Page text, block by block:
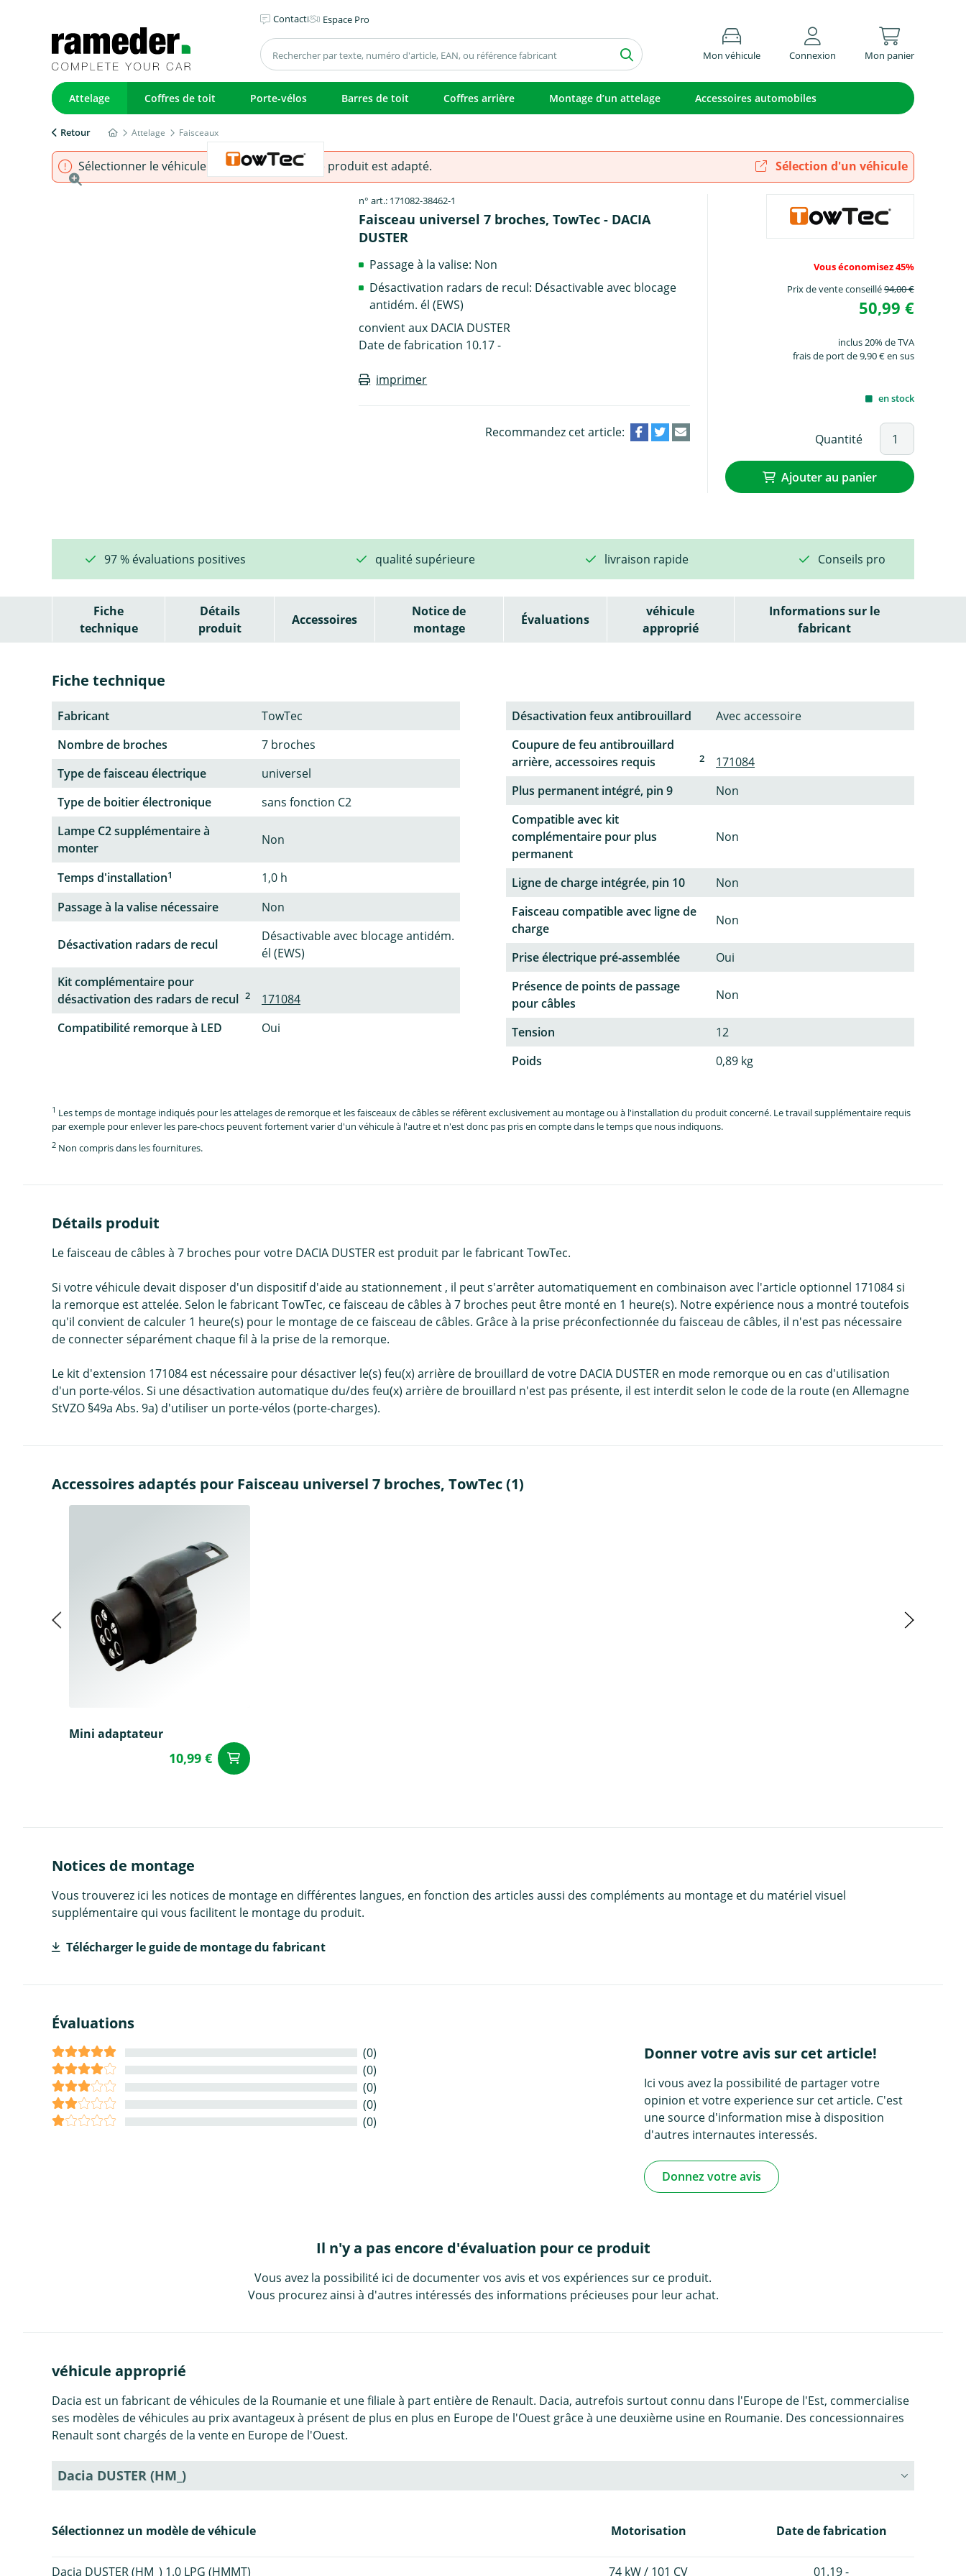
Contact Espace Pro
Mon véhicule Connexion Mon panier
Attelage Coffres de toit Porte-vélos Barres de toit Coffres arrière Montage d’un attelage Accessoires automobiles
Retour Attelage Faisceaux
Sélectionner le véhicule pour s'assurer que le produit est adapté. Sélection d'un véhicule
n° art.: 171082-38462-1
Faisceau universel 7 broches, TowTec - DACIA
DUSTER
Passage à la valise: Non
Désactivation radars de recul: Désactivable avec blocage
antidém. él (EWS)
convient aux DACIA DUSTER
Date de fabrication 10.17 -
imprimer
Recommandez cet article:
Vous économisez 45%
Prix de vente conseillé94,00 €
50,99 €
inclus 20% de TVA
frais de port de 9,90 € en sus
en stock
Quantité
Ajouter au panier
97 % évaluations positives qualité supérieure livraison rapide Conseils pro
Fiche
technique
Détails
produit
Accessoires
Notice de
montage
Évaluations
véhicule
approprié
Informations sur le
fabricant
Fiche technique
Fabricant
TowTec
Nombre de broches
7 broches
Type de faisceau électrique
universel
Type de boitier électronique
sans fonction C2
Lampe C2 supplémentaire à
monter
Non
Temps d'installation1
1,0 h
Passage à la valise nécessaire
Non
Désactivation radars de recul
Désactivable avec blocage antidém.
él (EWS)
Kit complémentaire pour
désactivation des radars de recul 2
171084
Compatibilité remorque à LED
Oui
Désactivation feux antibrouillard
Avec accessoire
Coupure de feu antibrouillard
arrière, accessoires requis
2
171084
Plus permanent intégré, pin 9
Non
Compatible avec kit
complémentaire pour plus
permanent
Non
Ligne de charge intégrée, pin 10
Non
Faisceau compatible avec ligne de
charge
Non
Prise électrique pré-assemblée
Oui
Présence de points de passage
pour câbles
Non
Tension
12
Poids
0,89 kg
1 Les temps de montage indiqués pour les attelages de remorque et les faisceaux de câbles se réfèrent exclusivement au montage ou à l'installation du produit concerné. Le travail supplémentaire requis
par exemple pour enlever les pare-chocs peuvent fortement varier d'un véhicule à l'autre et n'est donc pas pris en compte dans le temps que nous indiquons.
2 Non compris dans les fournitures.
Détails produit
Le faisceau de câbles à 7 broches pour votre DACIA DUSTER est produit par le fabricant TowTec.
Si votre véhicule devait disposer d'un dispositif d'aide au stationnement , il peut s'arrêter automatiquement en combinaison avec l'article optionnel 171084 si
la remorque est attelée. Selon le fabricant TowTec, ce faisceau de câbles à 7 broches peut être monté en 1 heure(s). Notre expérience nous a montré toutefois
qu'il convient de calculer 1 heure(s) pour le montage de ce faisceau de câbles. Grâce à la prise préconfectionnée du faisceau de câbles, il n'est pas nécessaire
de connecter séparément chaque fil à la prise de la remorque.
Le kit d'extension 171084 est nécessaire pour désactiver le(s) feu(x) arrière de brouillard de votre DACIA DUSTER en mode remorque ou en cas d'utilisation
d'un porte-vélos. Si une désactivation automatique du/des feu(x) arrière de brouillard n'est pas présente, il est interdit selon le code de la route (en Allemagne
StVZO §49a Abs. 9a) d'utiliser un porte-vélos (porte-charges).
Accessoires adaptés pour Faisceau universel 7 broches, TowTec (1)
Mini adaptateur
10,99 €
Notices de montage
Vous trouverez ici les notices de montage en différentes langues, en fonction des articles aussi des compléments au montage et du matériel visuel
supplémentaire qui vous facilitent le montage du produit.
Télécharger le guide de montage du fabricant
Évaluations
(0)
(0)
(0)
(0)
(0)
Donner votre avis sur cet article!
Ici vous avez la possibilité de partager votre
opinion et votre experience sur cet article. C'est
une source d'information mise à disposition
d'autres internautes interessés.
Donnez votre avis
Il n'y a pas encore d'évaluation pour ce produit
Vous avez la possibilité ici de documenter vos avis et vos expériences sur ce produit.
Vous procurez ainsi à d'autres intéressés des informations précieuses pour leur achat.
véhicule approprié
Dacia est un fabricant de véhicules de la Roumanie et une filiale à part entière de Renault. Dacia, autrefois surtout connu dans l'Europe de l'Est, commercialise
ses modèles de véhicules au prix avantageux à présent de plus en plus en Europe de l'Ouest grâce à une deuxième usine en Roumanie. Des concessionnaires
Renault sont chargés de la vente en Europe de l'Ouest.
Dacia DUSTER (HM_)
Sélectionnez un modèle de véhicule Motorisation Date de fabrication
Dacia DUSTER (HM_) 1.0 LPG (HMMT) 74 kW / 101 CV 01.19 -